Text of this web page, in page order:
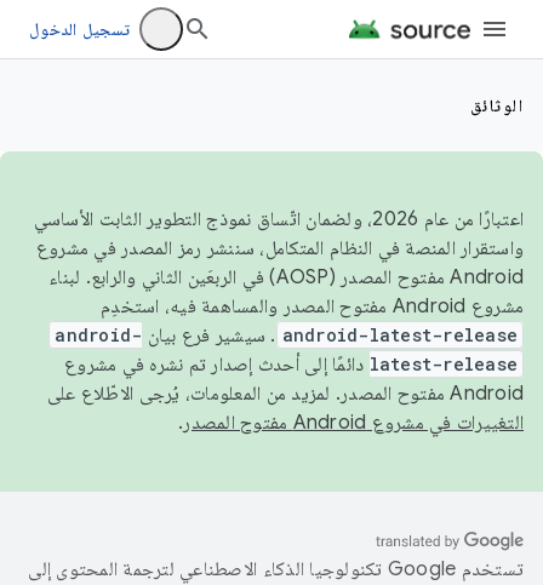
تسجيل الدخول
الوثائق
اعتبارًا من عام 2026، ولضمان اتّساق نموذج التطوير الثابت الأساسي
واستقرار المنصة في النظام المتكامل، سننشر رمز المصدر في مشروع
Android مفتوح المصدر (AOSP) في الربعَين الثاني والرابع. لبناء
مشروع Android مفتوح المصدر والمساهمة فيه، استخدِم
android-latest-release . سيشير فرع بيان android-
latest-release دائمًا إلى أحدث إصدار تم نشره في مشروع
Android مفتوح المصدر. لمزيد من المعلومات، يُرجى الاطّلاع على
التغييرات في مشروع Android مفتوح المصدر
.
تستخدم Google تكنولوجيا الذكاء الاصطناعي لترجمة المحتوى إلى